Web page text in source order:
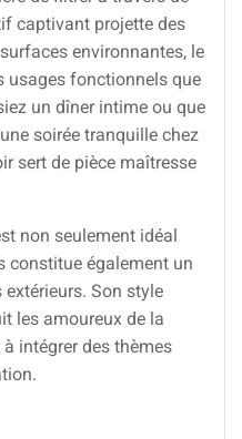
captivant projette des
environnantes, le
usages fonctionnels que
un dîner intime ou que
soirée tranquille chez
sert de pièce maîtresse
non seulement idéal
constitue également un
Son style
les amoureux de la
intégrer des thèmes